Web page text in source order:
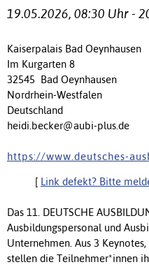
19.05.2026, 08:30 Uhr -
Kaiserpalais Bad Oeynhausen
Im Kurgarten 8
32545 Bad Oeynhausen
Nordrhein-Westfalen
Deutschland
heidi.becker@aubi-plus.de
h t t p s : / / w w w . d e u t s c h e s - a u
[ Link defekt? Bitte
Das 11. DEUTSCHE
Ausbildungspersonal und
Unternehmen. Aus 3
stellen die Teilnehmer*innen